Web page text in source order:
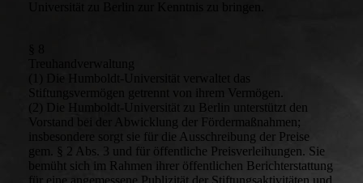
Treuhandverwaltung
(1) Die Humboldt-Universität verwaltet das
Stiftungsvermögen getrennt von ihrem Vermögen.
(2) Die Humboldt-Universität zu Berlin unterstützt den
Vorstand bei der Abwicklung der Fördermaßnahmen;
insbesondere sorgt sie für die Ausschreibung der Preise
gem. § 2 Abs. 3 und für öffentliche Preisverleihungen. Sie
bemüht sich im Rahmen ihrer öffentlichen Berichterstattung
für eine angemessene Publizität der Stiftungsaktivitäten und